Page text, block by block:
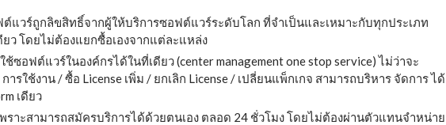
แวร์ถูกลิขสิทธิ์จากผู้ให้บริการซอฟต์แวร์ระดับโลก ที่จำเป็นและเหมาะกับทุกประเภท
ยว โดยไม่ต้องแยกซื้อเองจากแต่ละแหล่ง
ช้ซอฟต์แวร์ในองค์กรได้ในที่เดียว (center management one stop service) ไม่ว่าจะ
การใช้งาน / ซื้อ License เพิ่ม / ยกเลิก License / เปลี่ยนแพ็กเกจ สามารถบริหาร จัดการ ได้
เดียว
ราะสามารถสมัครบริการได้ด้วยตนเอง ตลอด 24 ชั่วโมง โดยไม่ต้องผ่านตัวแทนจำหน่าย